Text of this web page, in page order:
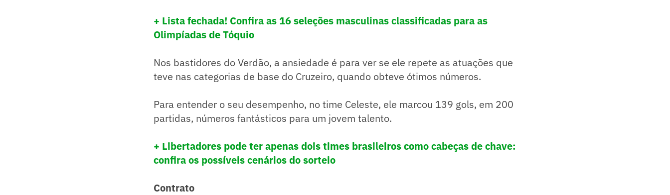
+ Lista fechada! Confira as 16 seleções masculinas classificadas para as
Olimpíadas de Tóquio
Nos bastidores do Verdão, a ansiedade é para ver se ele repete as atuações que
teve nas categorias de base do Cruzeiro, quando obteve ótimos números.
Para entender o seu desempenho, no time Celeste, ele marcou 139 gols, em 200
partidas, números fantásticos para um jovem talento.
+ Libertadores pode ter apenas dois times brasileiros como cabeças de chave:
confira os possíveis cenários do sorteio
Contrato